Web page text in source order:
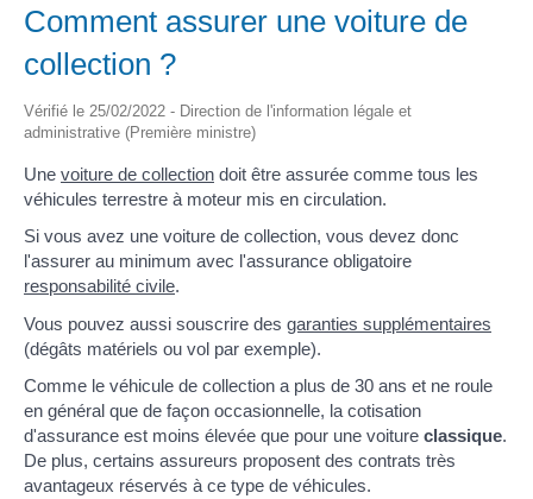
Comment assurer une voiture de
collection ?
Vérifié le 25/02/2022 - Direction de l'information légale et
administrative (Première ministre)
Une voiture de collection doit être assurée comme tous les
véhicules terrestre à moteur mis en circulation.
Si vous avez une voiture de collection, vous devez donc
l'assurer au minimum avec l'assurance obligatoire
responsabilité civile.
Vous pouvez aussi souscrire des garanties supplémentaires
(dégâts matériels ou vol par exemple).
Comme le véhicule de collection a plus de 30 ans et ne roule
en général que de façon occasionnelle, la cotisation
d'assurance est moins élevée que pour une voiture classique.
De plus, certains assureurs proposent des contrats très
avantageux réservés à ce type de véhicules.